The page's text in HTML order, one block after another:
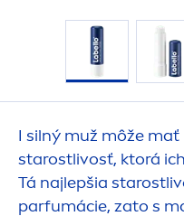
I silný muž môže
starostlivosť, ktorá
Tá najlepšia
parfumácie, zato s